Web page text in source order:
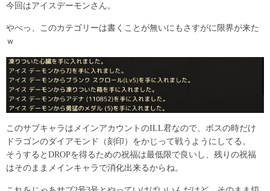
今回はアイスデーモンさん。
やべっ、このカテゴリーは書くことが無いにもさすがに限界が来た
ｗ
このサブキャラはメインアカウントのILL君なので、ボスの時だけ
ドラゴンのダイアモンド（刻印）をかじって戦うようにしてる。
そうするとDROPを得るための祝福は最低限で良いし、残りの祝福
はそのままメインキャラで消化出来るからね。